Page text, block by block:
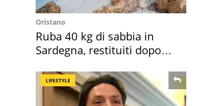
Oristano
Ruba 40 kg di sabbia in
Sardegna, restituiti dopo
LIFESTYLE